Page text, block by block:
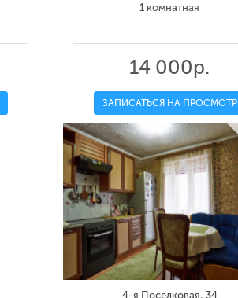
1 комнатная
14 000р.
ЗАПИСАТЬСЯ НА ПРОСМОТР
4-я Поселковая, 34